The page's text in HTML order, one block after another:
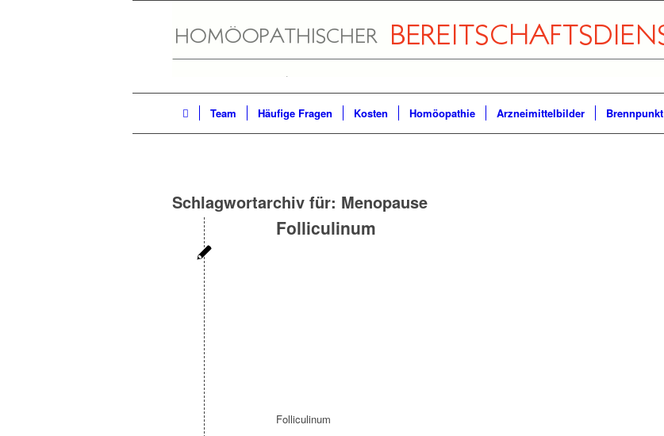
Team Häufige Fragen Kosten Homöopathie Arzneimittelbilder Brennpunkt
Schlagwortarchiv für: Menopause
Folliculinum
Folliculinum